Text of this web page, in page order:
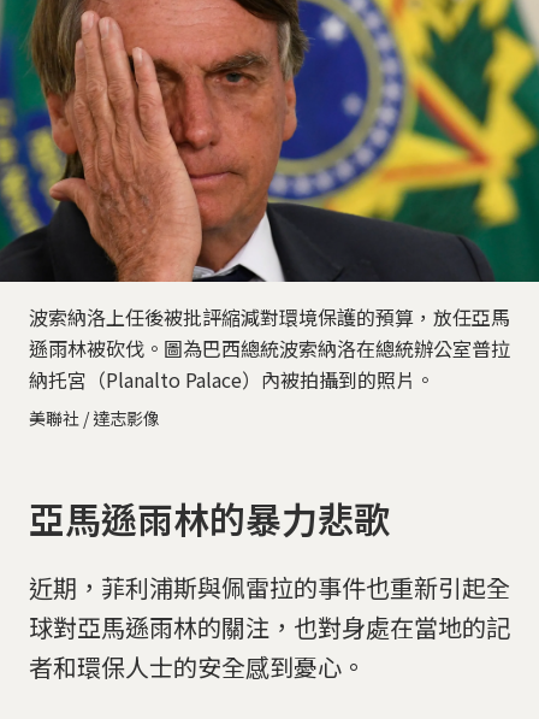
波索納洛上任後被批評縮減對環境保護的預算，放任亞馬
遜雨林被砍伐。圖為巴西總統波索納洛在總統辦公室普拉
納托宮（Planalto Palace）內被拍攝到的照片。
美聯社 / 達志影像
亞馬遜雨林的暴力悲歌
近期，菲利浦斯與佩雷拉的事件也重新引起全
球對亞馬遜雨林的關注，也對身處在當地的記
者和環保人士的安全感到憂心。